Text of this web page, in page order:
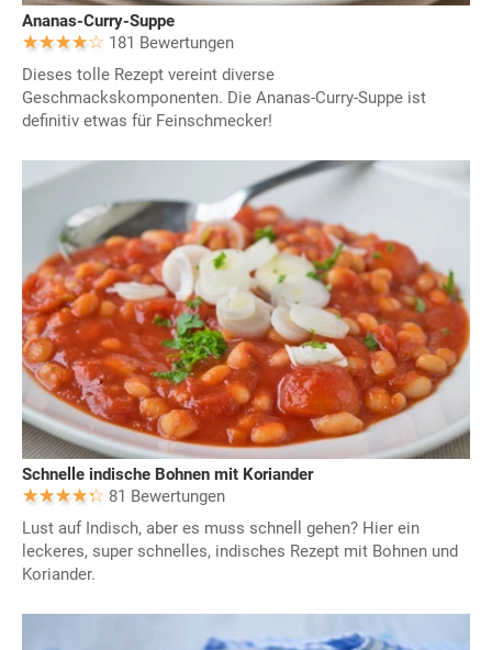
Ananas-Curry-Suppe
181 Bewertungen
Dieses tolle Rezept vereint diverse
Geschmackskomponenten. Die Ananas-Curry-Suppe ist
definitiv etwas für Feinschmecker!
Schnelle indische Bohnen mit Koriander
81 Bewertungen
Lust auf Indisch, aber es muss schnell gehen? Hier ein
leckeres, super schnelles, indisches Rezept mit Bohnen und
Koriander.